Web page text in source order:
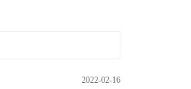
2022-02-16